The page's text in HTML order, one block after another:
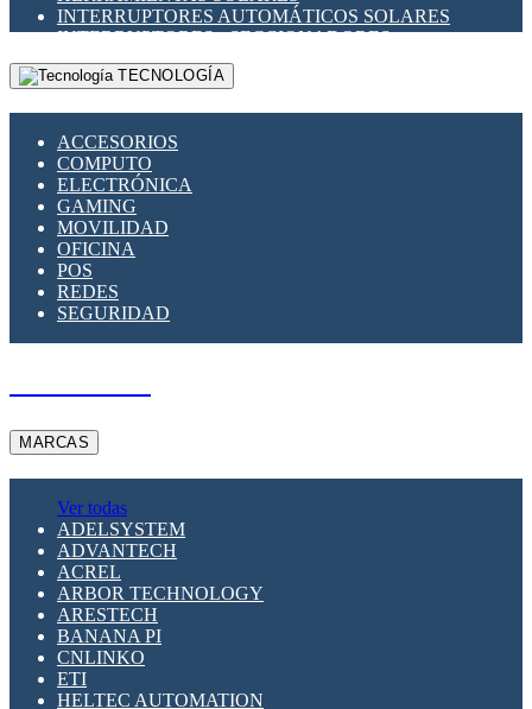
INTERRUPTORES AUTOMÁTICOS SOLARES
INTERRUPTORES - SECCIONADORES
FOTOVOLTÁICOS
MONTAJE PANEL SOLAR
SUPRESOR DE TRANSIENTES SPDS PARA
APLICACIONES FOTOVOLTAICAS
TECNOLOGÍA
ACCESORIOS
COMPUTO
ELECTRÓNICA
GAMING
MOVILIDAD
OFICINA
POS
REDES
SEGURIDAD
MARCAS
Ver todas
ADELSYSTEM
ADVANTECH
ACREL
ARBOR TECHNOLOGY
ARESTECH
BANANA PI
CNLINKO
ETI
HELTEC AUTOMATION